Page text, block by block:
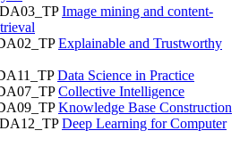
Image mining and content-
Explainable and Trustworthy
Data Science in Practice
Collective Intelligence
Knowledge Base Construction
Deep Learning for Computer